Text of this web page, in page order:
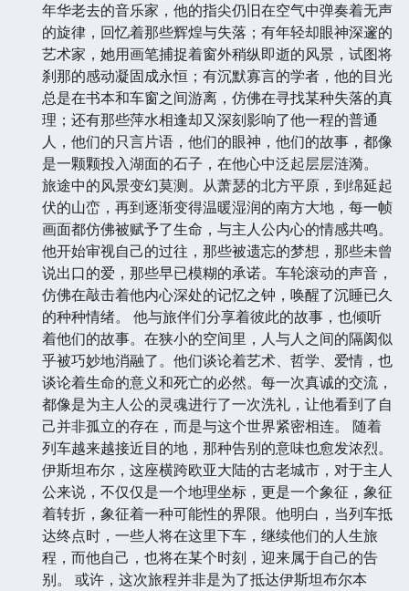
年华老去的音乐家，他的指尖仍旧在空气中弹奏着无声
的旋律，回忆着那些辉煌与失落；有年轻却眼神深邃的
艺术家，她用画笔捕捉着窗外稍纵即逝的风景，试图将
刹那的感动凝固成永恒；有沉默寡言的学者，他的目光
总是在书本和车窗之间游离，仿佛在寻找某种失落的真
理；还有那些萍水相逢却又深刻影响了他一程的普通
人，他们的只言片语，他们的眼神，他们的故事，都像
是一颗颗投入湖面的石子，在他心中泛起层层涟漪。
旅途中的风景变幻莫测。从萧瑟的北方平原，到绵延起
伏的山峦，再到逐渐变得温暖湿润的南方大地，每一帧
画面都仿佛被赋予了生命，与主人公内心的情感共鸣。
他开始审视自己的过往，那些被遗忘的梦想，那些未曾
说出口的爱，那些早已模糊的承诺。车轮滚动的声音，
仿佛在敲击着他内心深处的记忆之钟，唤醒了沉睡已久
的种种情绪。 他与旅伴们分享着彼此的故事，也倾听
着他们的故事。在狭小的空间里，人与人之间的隔阂似
乎被巧妙地消融了。他们谈论着艺术、哲学、爱情，也
谈论着生命的意义和死亡的必然。每一次真诚的交流，
都像是为主人公的灵魂进行了一次洗礼，让他看到了自
己并非孤立的存在，而是与这个世界紧密相连。 随着
列车越来越接近目的地，那种告别的意味也愈发浓烈。
伊斯坦布尔，这座横跨欧亚大陆的古老城市，对于主人
公来说，不仅仅是一个地理坐标，更是一个象征，象征
着转折，象征着一种可能性的界限。他明白，当列车抵
达终点时，一些人将在这里下车，继续他们的人生旅
程，而他自己，也将在某个时刻，迎来属于自己的告
别。 或许，这次旅程并非是为了抵达伊斯坦布尔本